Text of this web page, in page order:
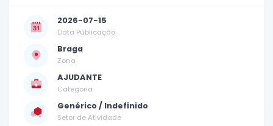
2026-07-15
Data Publicação
Braga
Zona
AJUDANTE
Categoria
Genérico / Indefinido
Setor de Atividade